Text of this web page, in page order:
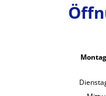
Montag